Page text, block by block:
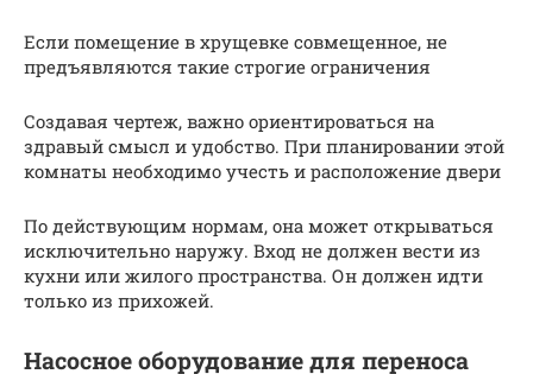
Если помещение в хрущевке совмещенное, не
предъявляются такие строгие ограничения
Создавая чертеж, важно ориентироваться на
здравый смысл и удобство. При планировании этой
комнаты необходимо учесть и расположение двери
По действующим нормам, она может открываться
исключительно наружу. Вход не должен вести из
кухни или жилого пространства. Он должен идти
только из прихожей.
Насосное оборудование для переноса